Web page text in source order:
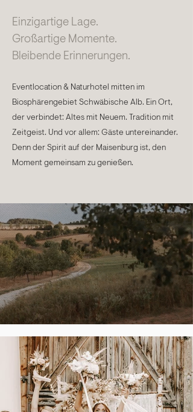
Einzigartige Lage.
Großartige Momente.
Bleibende Erinnerungen.
Eventlocation & Naturhotel mitten im
Biosphärengebiet Schwäbische Alb. Ein Ort,
der verbindet: Altes mit Neuem. Tradition mit
Zeitgeist. Und vor allem: Gäste untereinander.
Denn der Spirit auf der Maisenburg ist, den
Moment gemeinsam zu genießen.